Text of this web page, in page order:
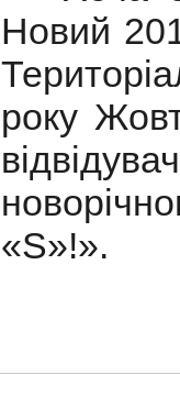
Новий
року
«S»!».